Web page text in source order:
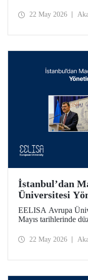
100’üncü oldu.
22 May 2026
İstanbul’dan
Üniversitesi
Devri
EELISA Avrupa
Mayıs tarihlerinde
UPM’e geçti. İTÜ
22 May 2026